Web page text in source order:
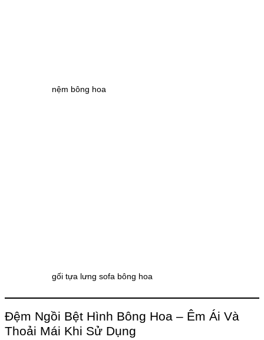
nệm bông hoa
gối tựa lưng sofa bông hoa
Đệm Ngồi Bệt Hình Bông Hoa – Êm Ái Và
Thoải Mái Khi Sử Dụng